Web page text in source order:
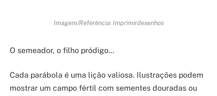
Imagem/Referência: Imprimirdesenhos
O semeador, o filho pródigo…
Cada parábola é uma lição valiosa. Ilustrações podem
mostrar um campo fértil com sementes douradas ou